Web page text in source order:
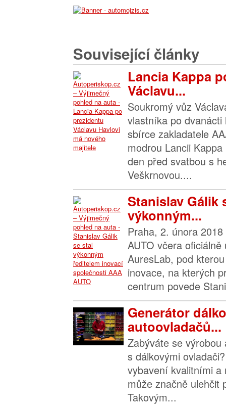
Související články
Lancia Kappa
Václavu...
Soukromý vůz
vlastníka po
sbírce zakladatele
modrou Lancii
den před svatbou s
Veškrnovou....
Stanislav Gálik
výkonným...
Praha, 2. února
AUTO včera
AuresLab, pod
inovace, na kterých
centrum povede
Generátor
autoovladačů...
Zabýváte se
s dálkovými
vybavení kvalitními
může značně ulehčit
Takovým...